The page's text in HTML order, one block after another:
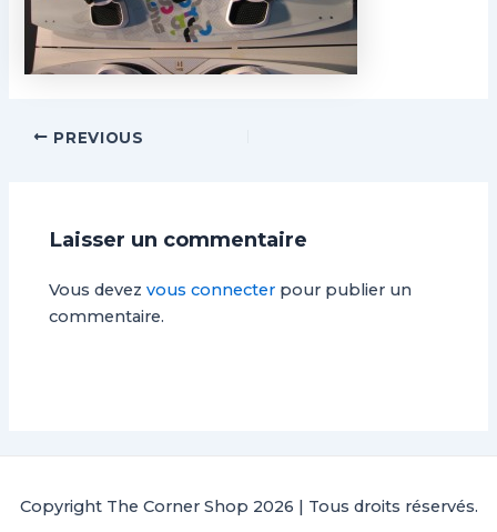
PREVIOUS
Laisser un commentaire
Vous devezvous connecter pour publier un
commentaire.
Copyright The Corner Shop 2026 | Tous droits réservés.